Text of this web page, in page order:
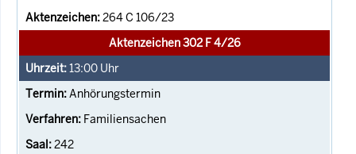
264 C 106/23
Aktenzeichen 302 F 4/26
13:00 Uhr
Anhörungstermin
Familiensachen
242